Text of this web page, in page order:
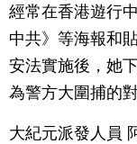
經常在香港遊行
中共》等海報和
安法實施後，她
為警方大圍捕的
大紀元派發人員